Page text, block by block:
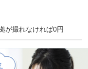
が撮れなければ0円